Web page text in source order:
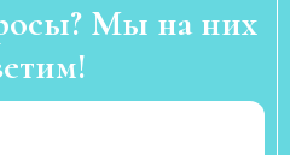
Мы на них